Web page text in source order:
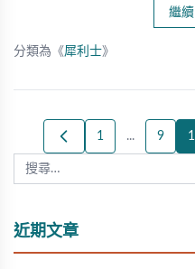
繼
分類為《犀利士》
1 ... 9
近期文章